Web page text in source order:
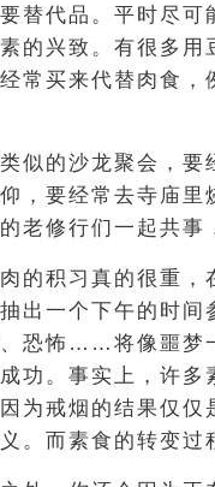
替代品。平时尽
的兴致。有很多
常买来代替肉食
似的沙龙聚会，
，要经常去寺庙
老修行们一起共事
的积习真的很重
一个下午的时间
恐怖……将像噩梦
功。事实上，许
为戒烟的结果仅
。而素食的转变过